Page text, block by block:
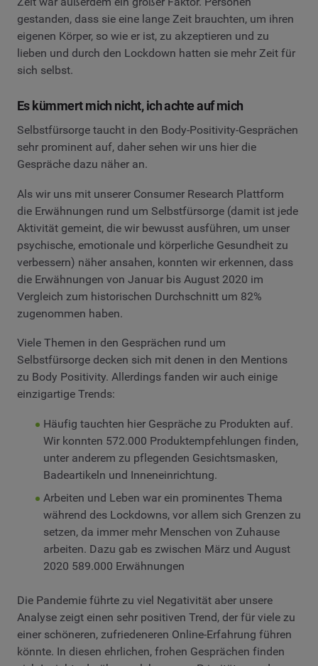
gestanden, dass sie eine lange Zeit brauchten, um ihren
eigenen Körper, so wie er ist, zu akzeptieren und zu
lieben und durch den Lockdown hatten sie mehr Zeit für
sich selbst.
Es kümmert mich nicht, ich achte auf mich
Selbstfürsorge taucht in den Body-Positivity-Gesprächen
sehr prominent auf, daher sehen wir uns hier die
Gespräche dazu näher an.
Als wir uns mit unserer Consumer Research Plattform
die Erwähnungen rund um Selbstfürsorge (damit ist jede
Aktivität gemeint, die wir bewusst ausführen, um unser
psychische, emotionale und körperliche Gesundheit zu
verbessern) näher ansahen, konnten wir erkennen, dass
die Erwähnungen von Januar bis August 2020 im
Vergleich zum historischen Durchschnitt um 82%
zugenommen haben.
Viele Themen in den Gesprächen rund um
Selbstfürsorge decken sich mit denen in den Mentions
zu Body Positivity. Allerdings fanden wir auch einige
einzigartige Trends:
Häufig tauchten hier Gespräche zu Produkten auf.
Wir konnten 572.000 Produktempfehlungen finden,
unter anderem zu pflegenden Gesichtsmasken,
Badeartikeln und Inneneinrichtung.
Arbeiten und Leben war ein prominentes Thema
während des Lockdowns, vor allem sich Grenzen zu
setzen, da immer mehr Menschen von Zuhause
arbeiten. Dazu gab es zwischen März und August
2020 589.000 Erwähnungen
Die Pandemie führte zu viel Negativität aber unsere
Analyse zeigt einen sehr positiven Trend, der für viele zu
einer schöneren, zufriedeneren Online-Erfahrung führen
könnte. In diesen ehrlichen, frohen Gesprächen finden